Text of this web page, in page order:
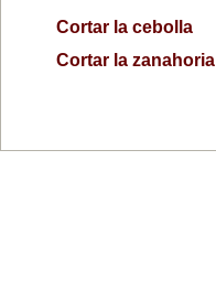
Cortar la cebolla
Cortar la zanahoria